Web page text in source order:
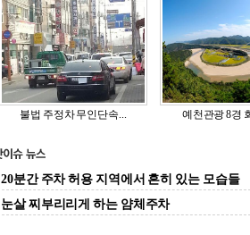
불법 주정차 무인단속... 예천관광 8경
20분간 주차 허용 지역에서 흔히 있는 모습들
눈살 찌부리리게 하는 얌체주차